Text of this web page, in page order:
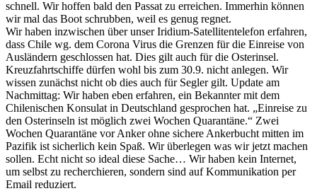
schnell. Wir hoffen bald den Passat zu erreichen. Immerhin können
wir mal das Boot schrubben, weil es genug regnet.
Wir haben inzwischen über unser Iridium-Satellitentelefon erfahren,
dass Chile wg. dem Corona Virus die Grenzen für die Einreise von
Ausländern geschlossen hat. Dies gilt auch für die Osterinsel.
Kreuzfahrtschiffe dürfen wohl bis zum 30.9. nicht anlegen. Wir
wissen zunächst nicht ob dies auch für Segler gilt. Update am
Nachmittag: Wir haben eben erfahren, ein Bekannter mit dem
Chilenischen Konsulat in Deutschland gesprochen hat. „Einreise zu
den Osterinseln ist möglich zwei Wochen Quarantäne.“ Zwei
Wochen Quarantäne vor Anker ohne sichere Ankerbucht mitten im
Pazifik ist sicherlich kein Spaß. Wir überlegen was wir jetzt machen
sollen. Echt nicht so ideal diese Sache… Wir haben kein Internet,
um selbst zu recherchieren, sondern sind auf Kommunikation per
Email reduziert.